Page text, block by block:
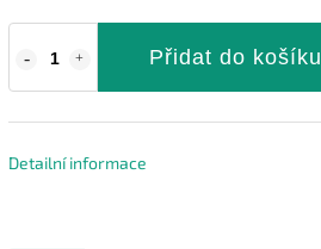
Přidat do košíku
Detailní informace